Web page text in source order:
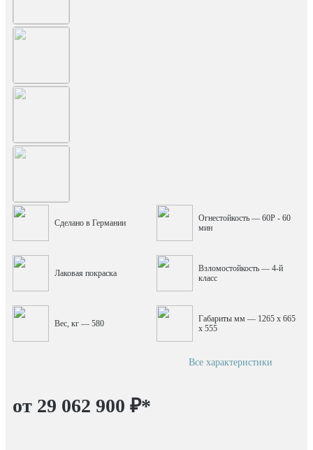
Сделано в Германии
Огнестойкость — 60P - 60
мин
Лаковая покраска
Взломостойкость — 4-й
класс
Вес, кг — 580
Габариты мм — 1265 x 665
x 555
Все характеристики
от 29 062 900 ₽*